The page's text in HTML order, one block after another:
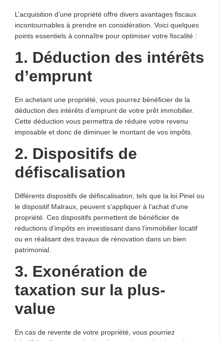
L’acquisition d’une propriété offre divers avantages fiscaux
incontournables à prendre en considération. Voici quelques
points essentiels à connaître pour optimiser votre fiscalité :
1. Déduction des intérêts
d’emprunt
En achetant une propriété, vous pourrez bénéficier de la
déduction des intérêts d’emprunt de votre prêt immobilier.
Cette déduction vous permettra de réduire votre revenu
imposable et donc de diminuer le montant de vos impôts.
2. Dispositifs de
défiscalisation
Différents dispositifs de défiscalisation, tels que la loi Pinel ou
le dispositif Malraux, peuvent s’appliquer à l’achat d’une
propriété. Ces dispositifs permettent de bénéficier de
réductions d’impôts en investissant dans l’immobilier locatif
ou en réalisant des travaux de rénovation dans un bien
patrimonial.
3. Exonération de
taxation sur la plus-
value
En cas de revente de votre propriété, vous pourriez